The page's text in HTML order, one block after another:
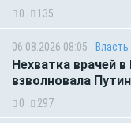
0 135
06.08.2026 08:05 Власть
Нехватка врачей
взволновала
0 297